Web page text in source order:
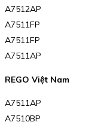
A7512AP
A7511FP
A7511FP
A7511AP
REGO Việt Nam
A7511AP
A7510BP